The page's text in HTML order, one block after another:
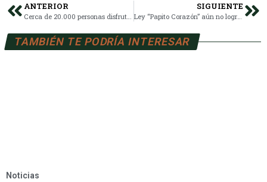
ANTERIOR SIGUIENTE
Ley “Papito Corazón” aún no logra cubrir ni la mitad de las deudas alimenticias en La Araucanía
TAMBIÉN TE PODRÍA INTERESAR
Noticias